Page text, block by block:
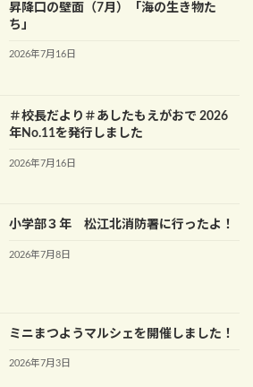
昇降口の壁面（7月）「海の生き物た
ち」
2026年7月16日
＃校長だより＃あしたもえがおで 2026
年No.11を発行しました
2026年7月16日
小学部３年 松江北消防署に行ったよ！
2026年7月8日
ミニまつようマルシェを開催しました！
2026年7月3日